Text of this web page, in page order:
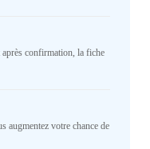
confirmation, la fiche
augmentez votre chance de